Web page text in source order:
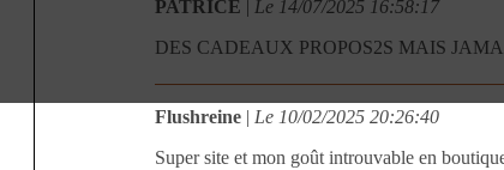
PATRICE | Le 14/07/2025 16:58:17
DES CADEAUX PROPOS2S MAIS
Flushreine | Le 10/02/2025 20:26:40
Super site et mon goût introuvable en